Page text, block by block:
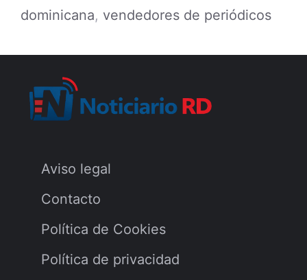
dominicana, vendedores de periódicos
Aviso legal
Contacto
Política de Cookies
Política de privacidad